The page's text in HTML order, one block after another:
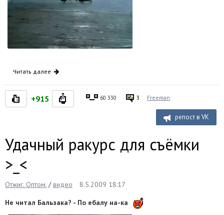
Читать далее
+915 60 330 3 Freeman
репост в VK
Удачный ракурс для съёмки
>_<
Отжиг. Оптом. /видео
8.5.2009 18:17
Не читал Бальзака? - По ебалу на-ка